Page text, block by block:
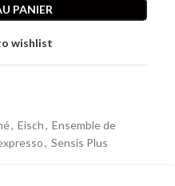
PANIER
wishlist
, Eisch, Ensemble de
, Sensis Plus